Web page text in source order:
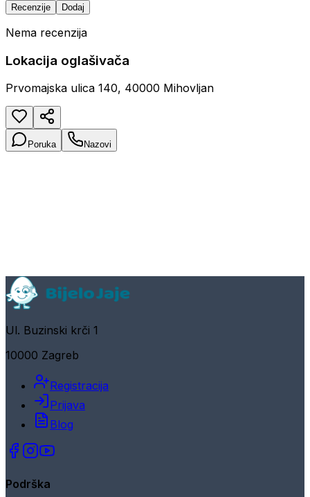
Recenzije Dodaj
Nema recenzija
Lokacija oglašivača
Prvomajska ulica 140, 40000 Mihovljan
Poruka Nazovi
Ul. Buzinski krči 1
10000 Zagreb
Registracija
Prijava
Blog
Podrška